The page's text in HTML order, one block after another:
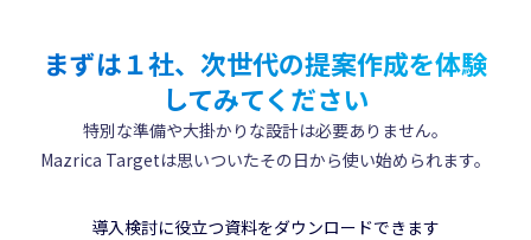
まずは１社、次世代の提案作成を体験
してみてください
特別な準備や大掛かりな設計は必要ありません。
Mazrica Targetは思いついたその日から使い始められます。
導入検討に役立つ資料をダウンロードできます